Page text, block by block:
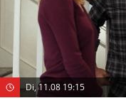
Di, 11.08 19:15